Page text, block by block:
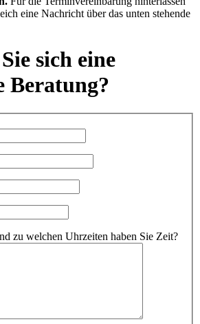
eine Nachricht über das unten stehende
sich eine
Beratung?
zu welchen Uhrzeiten haben Sie Zeit?